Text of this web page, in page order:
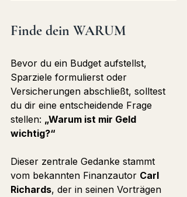
Finde dein WARUM
Bevor du ein Budget aufstellst,
Sparziele formulierst oder
Versicherungen abschließt, solltest
du dir eine entscheidende Frage
stellen: „Warum ist mir Geld
wichtig?“
Dieser zentrale Gedanke stammt
vom bekannten Finanzautor Carl
Richards, der in seinen Vorträgen